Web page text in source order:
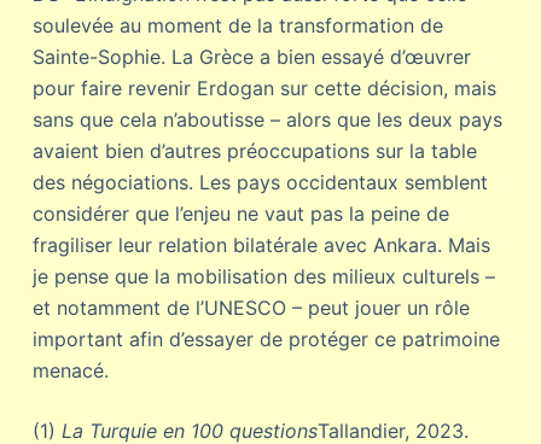
soulevée au moment de la transformation de
Sainte-Sophie. La Grèce a bien essayé d’œuvrer
pour faire revenir Erdogan sur cette décision, mais
sans que cela n’aboutisse – alors que les deux pays
avaient bien d’autres préoccupations sur la table
des négociations. Les pays occidentaux semblent
considérer que l’enjeu ne vaut pas la peine de
fragiliser leur relation bilatérale avec Ankara. Mais
je pense que la mobilisation des milieux culturels –
et notamment de l’UNESCO – peut jouer un rôle
important afin d’essayer de protéger ce patrimoine
menacé.
(1) La Turquie en 100 questionsTallandier, 2023.